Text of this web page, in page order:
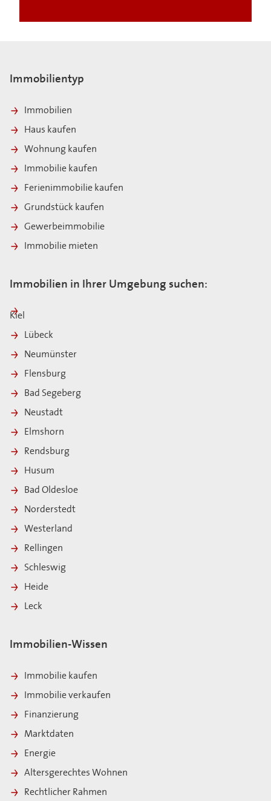
Immobilientyp
Immobilien
Haus kaufen
Wohnung kaufen
Immobilie kaufen
Ferienimmobilie kaufen
Grundstück kaufen
Gewerbeimmobilie
Immobilie mieten
Immobilien in Ihrer Umgebung suchen:
Kiel
Lübeck
Neumünster
Flensburg
Bad Segeberg
Neustadt
Elmshorn
Rendsburg
Husum
Bad Oldesloe
Norderstedt
Westerland
Rellingen
Schleswig
Heide
Leck
Immobilien-Wissen
Immobilie kaufen
Immobilie verkaufen
Finanzierung
Marktdaten
Energie
Altersgerechtes Wohnen
Rechtlicher Rahmen